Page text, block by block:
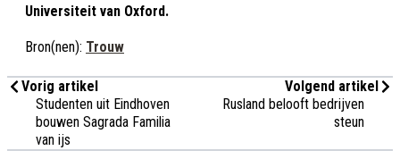
Universiteit van Oxford.
Bron(nen): Trouw
Vorig artikel
Studenten uit Eindhoven
bouwen Sagrada Familia
van ijs
Volgend artikel
Rusland belooft bedrijven
steun